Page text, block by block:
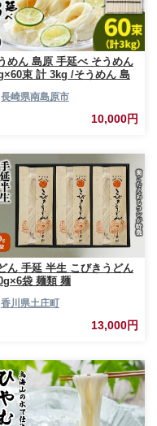
めん 島原 手延べ そうめん
束 計 3kg /そうめん 島
めん 素麺 麺 乾麺 島原そう
ん ソーメン 手延べ 乾麺 手延
そうめん 島原そうめん めん
南島原市 / こじま製麺
長崎県南島原市
10,000円
ん 手延 半生 こびきうどん
袋 麺類 麺
香川県土庄町
13,000円